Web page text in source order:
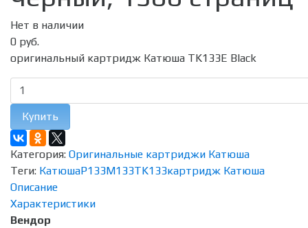
Нет в наличии
0 руб.
оригинальный картридж Катюша TK133E Black
Купить
Категория: Оригинальные картриджи Катюша
Теги: КатюшаP133M133TK133картридж Катюша
Описание
Характеристики
Вендор